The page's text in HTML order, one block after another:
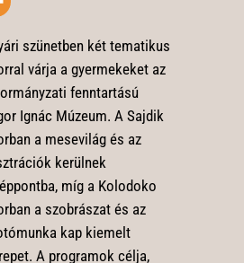
szünetben két tematikus
várja a gyermekeket az
fenntartású
Ignác Múzeum. A Sajdik
a mesevilág és az
kerülnek
míg a Kolodoko
a szobrászat és az
kap kiemelt
A programok célja,